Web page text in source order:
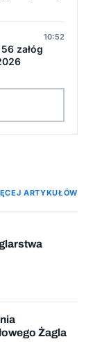
10:52
załóg
ARTYKUŁÓW
Żagla